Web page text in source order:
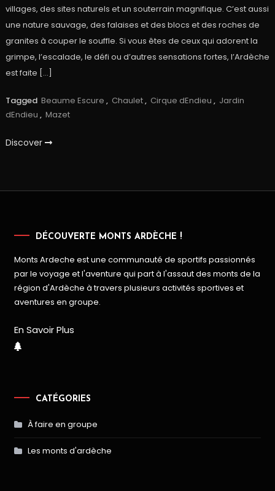
villages, des sites naturels et un souterrain magnifique. C’est aussi
une nature sauvage, des falaises et des blocs et des roches de
granites à couper le souffle. Si vous êtes de ceux qui adorent la
grimpe, l’escalade, le défi ou d’autres sensations fortes, l’Ardèche
est faite […]
Tagged Beaume Escure , Chaulet, Cirque dEndieu , Jardin
dEndieu , Mazet
Discover
DÉCOUVERTE MONTS ARDÈCHE !
Monts Ardeche est une communauté de sportifs passionnés
par le voyage et l'aventure qui part à l'assaut des monts de la
région d'Ardèche à travers plusieurs activités sportives et
aventures en groupe.
En Savoir Plus
CATÉGORIES
À faire en groupe
Les monts d'ardèche